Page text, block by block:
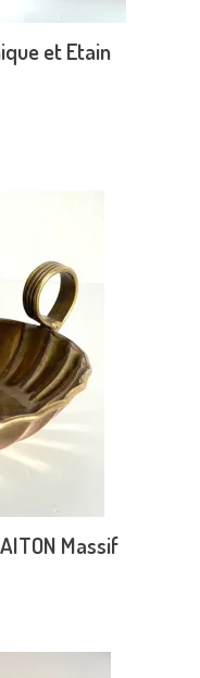
et Etain
Massif